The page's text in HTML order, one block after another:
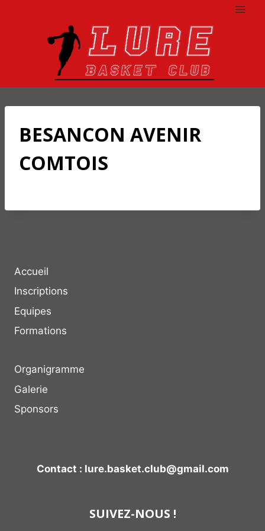
BESANCON AVENIR
COMTOIS
Accueil
Inscriptions
Equipes
Formations
Organigramme
Galerie
Sponsors
Contact : lure.basket.club@gmail.com
SUIVEZ-NOUS !